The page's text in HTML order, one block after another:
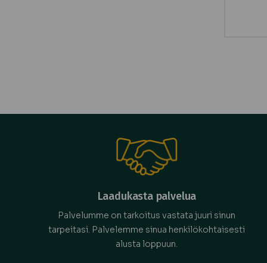
Laadukasta palvelua
Palvelumme on tarkoitus vastata juuri sinun
tarpeitasi. Palvelemme sinua henkilökohtaisesti
alusta loppuun.